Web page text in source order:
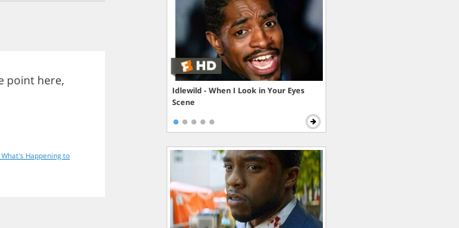
point here,
What's Happening to
Idlewild - When I Look in Your Eyes
Scene